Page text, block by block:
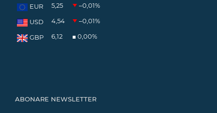
EUR
5,25 –0,01%
USD 4,54 –0,01%
GBP 6,12 0,00%
ABONARE NEWSLETTER